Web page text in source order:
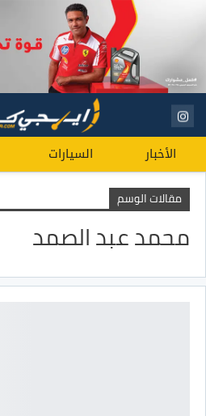
الأخبار السيارات
مقالات الوسم
محمد عبد الصمد